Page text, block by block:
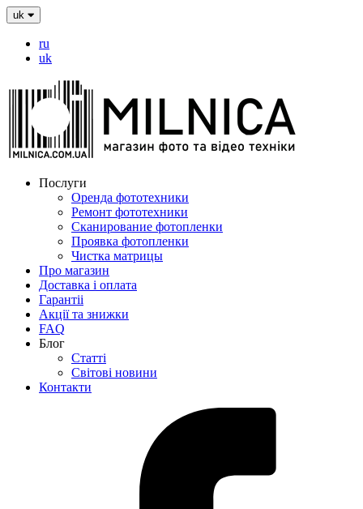
uk
ru
uk
Послуги
Оренда фототехники
Ремонт фототехники
Сканирование фотопленки
Проявка фотопленки
Чистка матрицы
Про магазин
Доставка і оплата
Гарантіі
Акції та знижки
FAQ
Блог
Статті
Світові новини
Контакти